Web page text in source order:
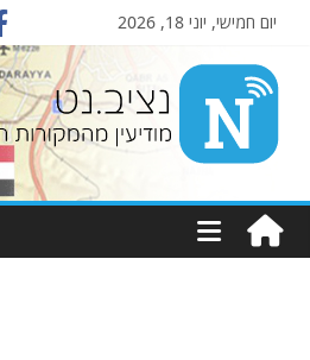
יום חמישי, יוני 18, 2026
Nziv.net
מודיעין
מהמקורות